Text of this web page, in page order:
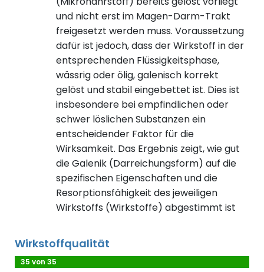
und nicht erst im Magen-Darm-Trakt
freigesetzt werden muss. Voraussetzung
dafür ist jedoch, dass der Wirkstoff in der
entsprechenden Flüssigkeitsphase,
wässrig oder ölig, galenisch korrekt
gelöst und stabil eingebettet ist. Dies ist
insbesondere bei empfindlichen oder
schwer löslichen Substanzen ein
entscheidender Faktor für die
Wirksamkeit. Das Ergebnis zeigt, wie gut
die Galenik (Darreichungsform) auf die
spezifischen Eigenschaften und die
Resorptionsfähigkeit des jeweiligen
Wirkstoffs (Wirkstoffe) abgestimmt ist
Wirkstoffqualität
35 von 35